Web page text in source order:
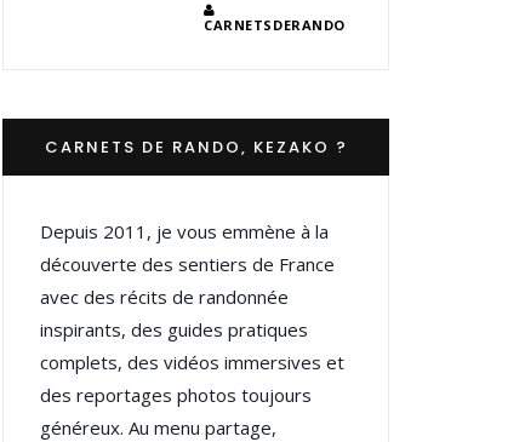
CARNETSDERANDO
CARNETS DE RANDO, KEZAKO ?
Depuis 2011, je vous emmène à la
découverte des sentiers de France
avec des récits de randonnée
inspirants, des guides pratiques
complets, des vidéos immersives et
des reportages photos toujours
généreux. Au menu partage,